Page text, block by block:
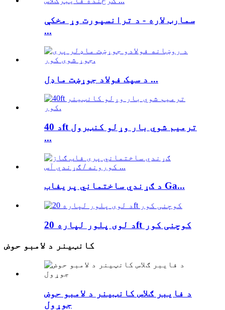
سمارټ لاره - د ترانسپورت وړ مخکې
...
د سپک فولاد جوړښت ماډل ...
د 40ft ترمیم شوي بار وړلو کنټرول
...
د ګړندي ساختماني پریفاب Ga...
د لوی پلور لپاره 20ft کوچنی کور
کانټینر د لامبو حوض
د فایبر ګلاس کانټینر د لامبو حوض
جوړول